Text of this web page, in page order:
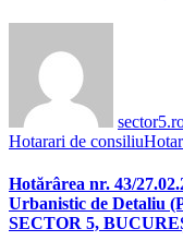
Hotarari de consiliu
Hotărârea nr. 43/
Urbanistic de Detaliu
SECTOR 5,